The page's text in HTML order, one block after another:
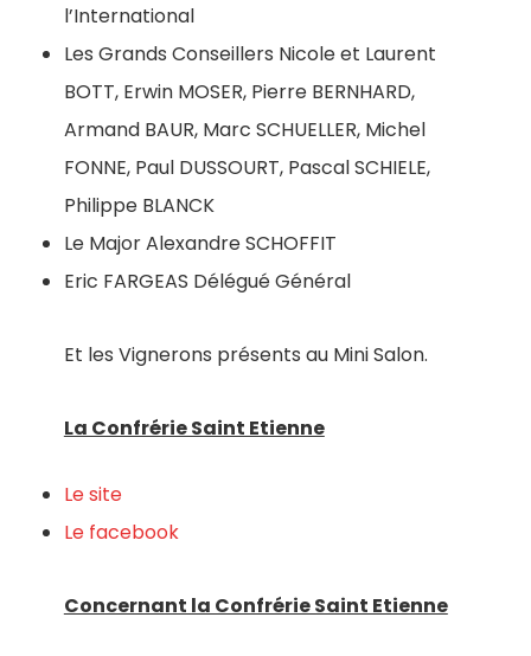
l’International
Les Grands Conseillers Nicole et Laurent
BOTT, Erwin MOSER, Pierre BERNHARD,
Armand BAUR, Marc SCHUELLER, Michel
FONNE, Paul DUSSOURT, Pascal SCHIELE,
Philippe BLANCK
Le Major Alexandre SCHOFFIT
Eric FARGEAS Délégué Général
Et les Vignerons présents au Mini Salon.
La Confrérie Saint Etienne
Le site
Le facebook
Concernant la Confrérie Saint Etienne